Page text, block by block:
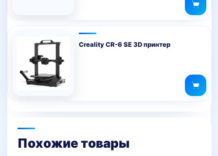
Creality CR-6 SE 3D принтер
Похожие товары